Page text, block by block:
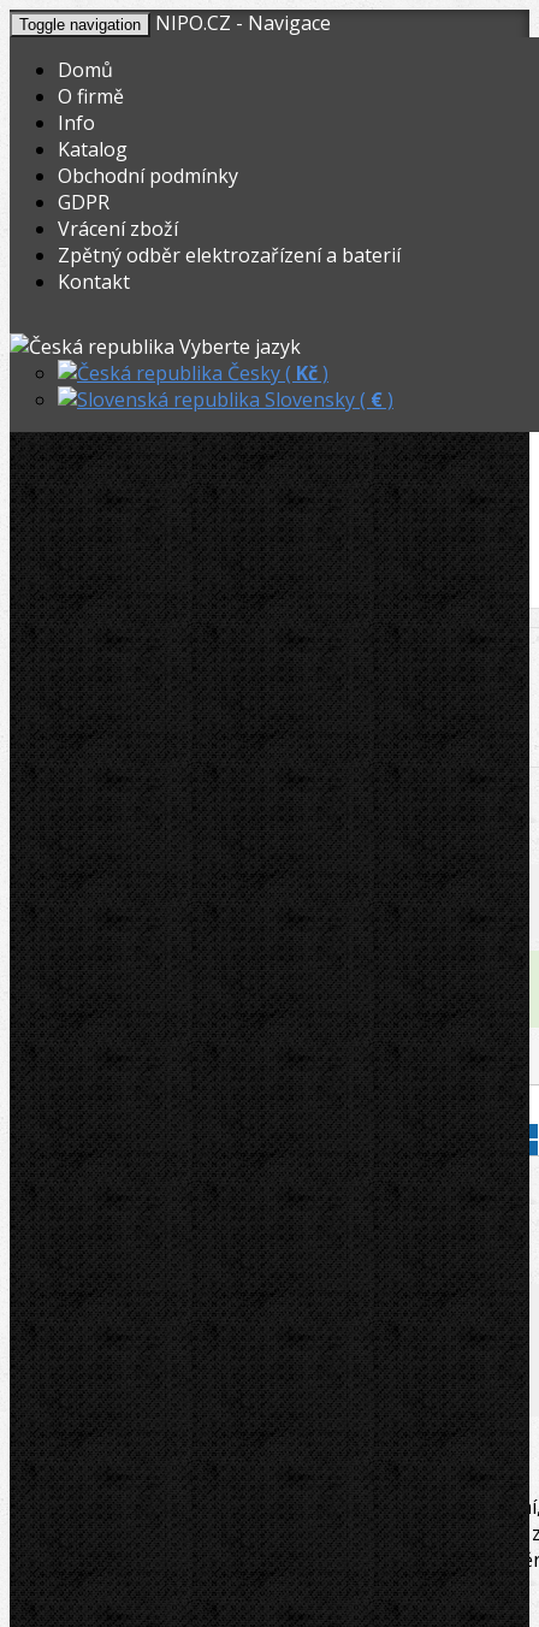
Toggle navigation
NIPO.CZ - Navigace
Domů
O firmě
Info
Katalog
Obchodní podmínky
GDPR
Vrácení zboží
Zpětný odběr elektrozařízení a baterií
Kontakt
Vyberte jazyk
Česky ( Kč)
Slovensky ( €)
V nákupním košíku máte
Celkem: 0,00
Registrovat Přihlásit
NIPO.CZ
Rothenberger rozšiřovací hlava 12 x 1,2 mm
Rothenberger rozšiřovací hlava 12 x
1,2 mm
U nás zaplatíte
3 200,00Kč
U nás zaplatíte s DPH
3 872,00 Kč
Dostupnost:
skladem
Množství:
Přidat do košíku
Kód zboží:
1.1012
Značka:
ROTHENBERGER
Popis
Soubory/Odkazy
Videa
Zařazení
Komentáře (0)
Nítovaná vysoce kvalitní rozšiřovací hlava k
redukování a kalibrování trubek z měkké mědi, hliníku a
měkké oceli s minimálním vynaložením síly.
12mm.